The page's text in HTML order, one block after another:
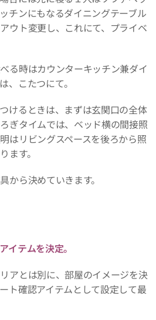
チンにもなるダイニングテーブル
ウト変更し、これにて、プライベ
る時はカウンターキッチン兼ダイ
、こたつにて。
けるときは、まずは玄関口の全体
ぎタイムでは、ベッド横の間接照
はリビングスペースを後ろから照
ます。
から決めていきます。
イテムを決定。
アとは別に、部屋のイメージを決
ト確認アイテムとして設定して最